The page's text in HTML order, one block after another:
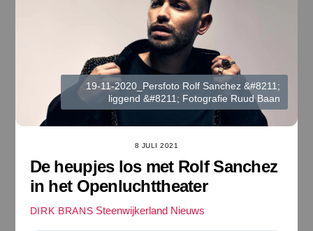
19-11-2020_Persfoto Rolf Sanchez &#8211;
liggend &#8211; Fotografie Ruud Baan
8 JULI 2021
De heupjes los met Rolf Sanchez
in het Openluchttheater
DIRK BRANS Steenwijkerland Nieuws